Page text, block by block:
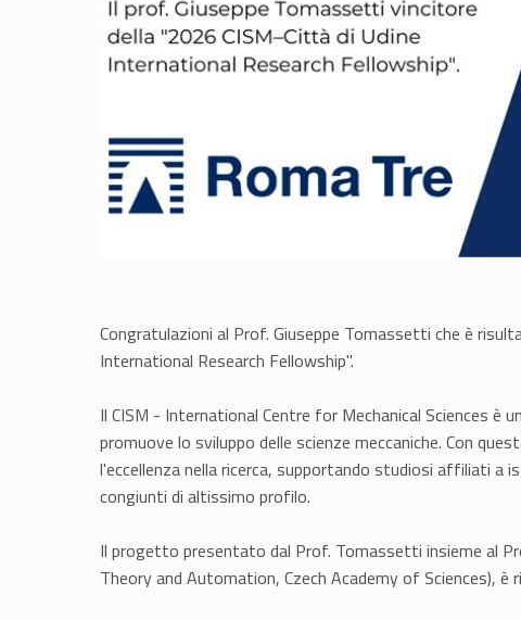
Congratulazioni al Prof. Giuseppe Tomassetti che è
International Research Fellowship".
Il CISM - International Centre for Mechanical Sciences è
promuove lo sviluppo delle scienze meccaniche. Con
l'eccellenza nella ricerca, supportando studiosi affiliati
congiunti di altissimo profilo.
Il progetto presentato dal Prof. Tomassetti insieme al
Theory and Automation, Czech Academy of Sciences),